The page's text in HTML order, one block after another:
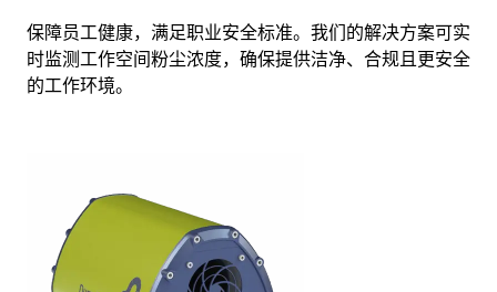
保障员工健康，满足职业安全标准。我们的解决方案可实
时监测工作空间粉尘浓度，确保提供洁净、合规且更安全
的工作环境。